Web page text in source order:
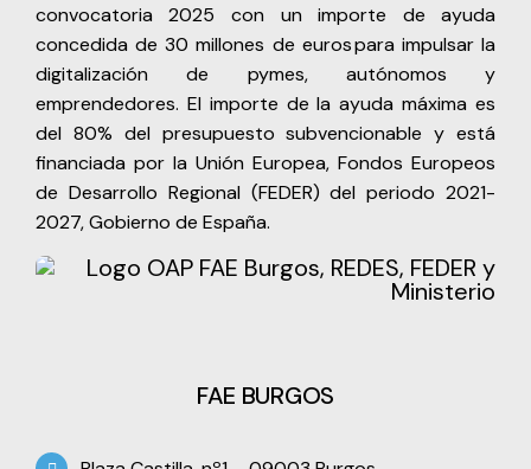
convocatoria 2025 con un importe de ayuda
concedida de 30 millones de euros para impulsar la
digitalización de pymes, autónomos y
emprendedores. El importe de la ayuda máxima es
del 80% del presupuesto subvencionable y está
financiada por la Unión Europea, Fondos Europeos
de Desarrollo Regional (FEDER) del periodo 2021-
2027, Gobierno de España.
FAE BURGOS